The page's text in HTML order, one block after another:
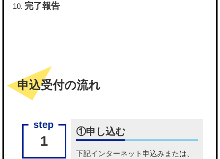
完了報告
申込受付の流れ
1
①申し込む
下記インターネット申込み または、